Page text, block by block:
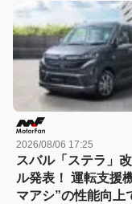
「スポルト スペチ
が登場！
2026/08/06 17:25
スバル「ステラ」
ル発表！ 運転支援
マアシ”の性能向上